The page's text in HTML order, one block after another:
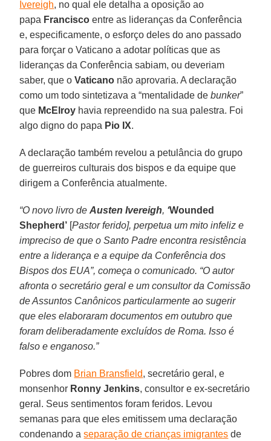
Ivereigh, no qual ele detalha a oposição ao
papa Francisco entre as lideranças da Conferência
e, especificamente, o esforço deles do ano passado
para forçar o Vaticano a adotar políticas que as
lideranças da Conferência sabiam, ou deveriam
saber, que oVaticano não aprovaria. A declaração
como um todo sintetizava a “mentalidade debunker”
que McElroy havia repreendido na sua palestra. Foi
algo digno do papa Pio IX.
A declaração também revelou a petulância do grupo
de guerreiros culturais dos bispos e da equipe que
dirigem a Conferência atualmente.
“O novo livro deAusten Ivereigh, ‘Wounded
Shepherd’ [Pastor ferido], perpetua um mito infeliz e
impreciso de que o Santo Padre encontra resistência
entre a liderança e a equipe da Conferência dos
Bispos dos EUA”, começa o comunicado. “O autor
afronta o secretário geral e um consultor da Comissão
de Assuntos Canônicos particularmente ao sugerir
que eles elaboraram documentos em outubro que
foram deliberadamente excluídos de Roma. Isso é
falso e enganoso.”
Pobres dom Brian Bransfield, secretário geral, e
monsenhor Ronny Jenkins, consultor e ex-secretário
geral. Seus sentimentos foram feridos. Levou
semanas para que eles emitissem uma declaração
condenando aseparação de crianças imigrantes de